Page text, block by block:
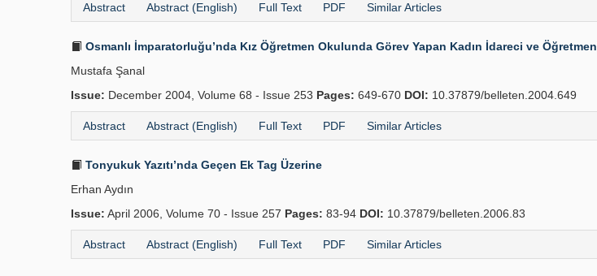
Abstract Abstract (English) Full Text PDF Similar Articles
Osmanlı İmparatorluğu’nda Kız Öğretmen Okulunda Görev Yapan Kadın İdareci ve
Mustafa Şanal
Issue: December 2004, Volume 68 - Issue 253 Pages: 649-670 DOI: 10.37879/belleten.2004.649
Abstract Abstract (English) Full Text PDF Similar Articles
Tonyukuk Yazıtı’nda Geçen Ek Tag Üzerine
Erhan Aydın
Issue: April 2006, Volume 70 - Issue 257 Pages: 83-94 DOI: 10.37879/belleten.2006.83
Abstract Abstract (English) Full Text PDF Similar Articles